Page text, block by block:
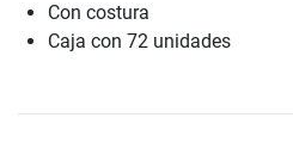
Con costura
Caja con 72 unidades